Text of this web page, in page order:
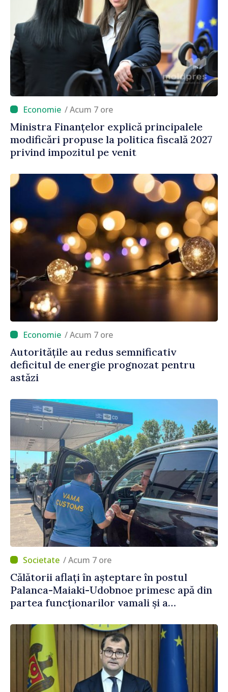
/ Acum 7 ore
Ministra Finanțelor explică principalele
modificări propuse la politica fiscală 2027
privind impozitul pe venit
/ Acum 7 ore
Autoritățile au redus semnificativ
deficitul de energie prognozat pentru
astăzi
/ Acum 7 ore
Călătorii aflați în așteptare în postul
Palanca-Maiaki-Udobnoe primesc apă din
partea funcționarilor vamali și a